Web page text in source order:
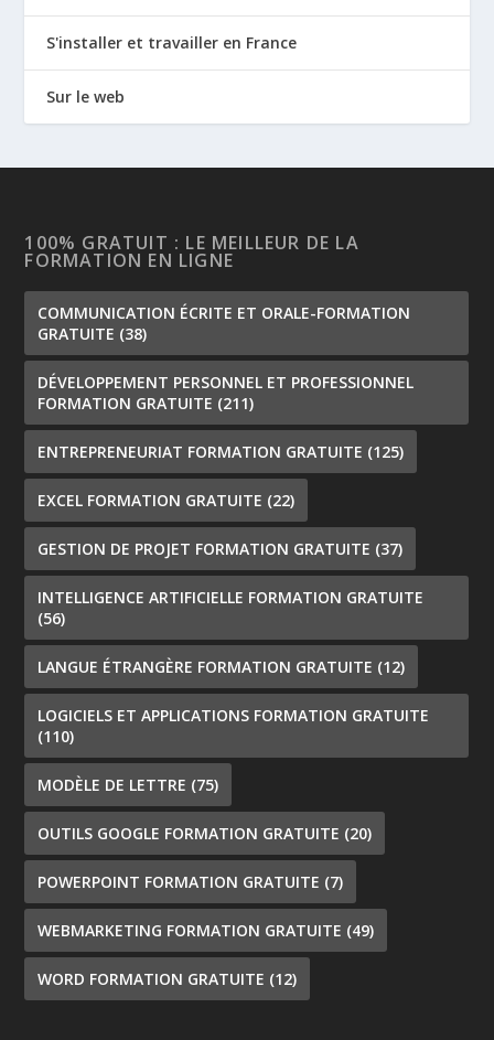
S'installer et travailler en France
Sur le web
100% GRATUIT : LE MEILLEUR DE LA
FORMATION EN LIGNE
COMMUNICATION ÉCRITE ET ORALE-FORMATION
GRATUITE (38)
DÉVELOPPEMENT PERSONNEL ET PROFESSIONNEL
FORMATION GRATUITE (211)
ENTREPRENEURIAT FORMATION GRATUITE (125)
EXCEL FORMATION GRATUITE (22)
GESTION DE PROJET FORMATION GRATUITE (37)
INTELLIGENCE ARTIFICIELLE FORMATION GRATUITE
(56)
LANGUE ÉTRANGÈRE FORMATION GRATUITE (12)
LOGICIELS ET APPLICATIONS FORMATION GRATUITE
(110)
MODÈLE DE LETTRE (75)
OUTILS GOOGLE FORMATION GRATUITE (20)
POWERPOINT FORMATION GRATUITE (7)
WEBMARKETING FORMATION GRATUITE (49)
WORD FORMATION GRATUITE (12)